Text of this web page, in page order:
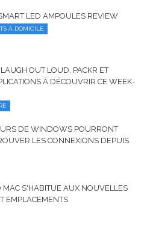
LED AMPOULES REVIEW
À DOMICILE
OUT LOUD, PACKR ET
À DÉCOUVRIR CE WEEK-
DE WINDOWS POURRONT
LES CONNEXIONS DEPUIS
S'HABITUE AUX NOUVELLES
EMPLACEMENTS